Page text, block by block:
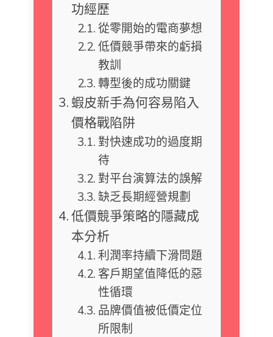
功經歷
從零開始的電商夢想
低價競爭帶來的虧損
教訓
轉型後的成功關鍵
蝦皮新手為何容易陷入
價格戰陷阱
對快速成功的過度期
待
對平台演算法的誤解
缺乏長期經營規劃
低價競爭策略的隱藏成
本分析
利潤率持續下滑問題
客戶期望值降低的惡
性循環
品牌價值被低價定位
所限制